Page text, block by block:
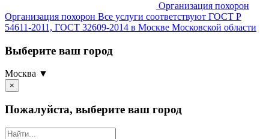
Организация похорон
Организация похорон Все услуги соответствуют ГОСТ Р
54611-2011, ГОСТ 32609-2014 в Москве Московской области
Выберите ваш город
Москва ▼
×
Пожалуйста, выберите ваш город